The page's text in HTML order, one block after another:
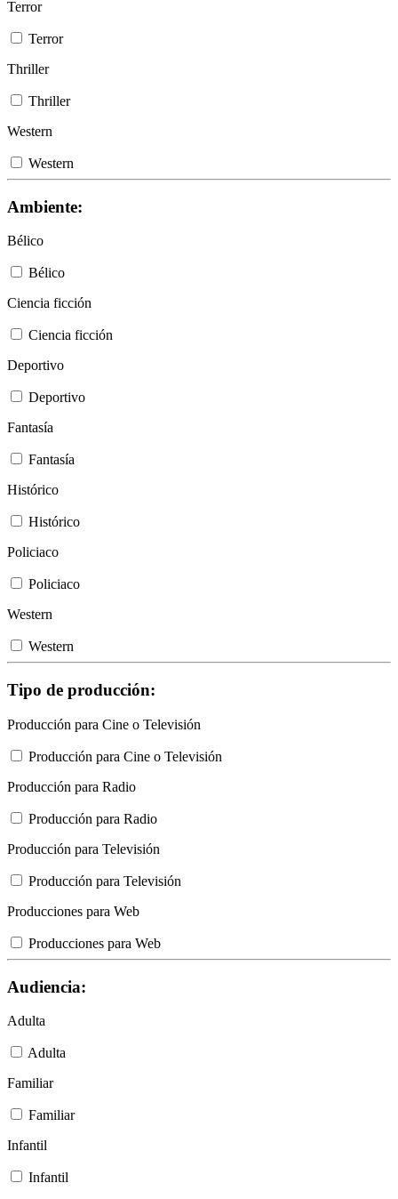
Terror
Terror
Thriller
Thriller
Western
Western
Ambiente:
Bélico
Bélico
Ciencia ficción
Ciencia ficción
Deportivo
Deportivo
Fantasía
Fantasía
Histórico
Histórico
Policiaco
Policiaco
Western
Western
Tipo de producción:
Producción para Cine o Televisión
Producción para Cine o Televisión
Producción para Radio
Producción para Radio
Producción para Televisión
Producción para Televisión
Producciones para Web
Producciones para Web
Audiencia:
Adulta
Adulta
Familiar
Familiar
Infantil
Infantil